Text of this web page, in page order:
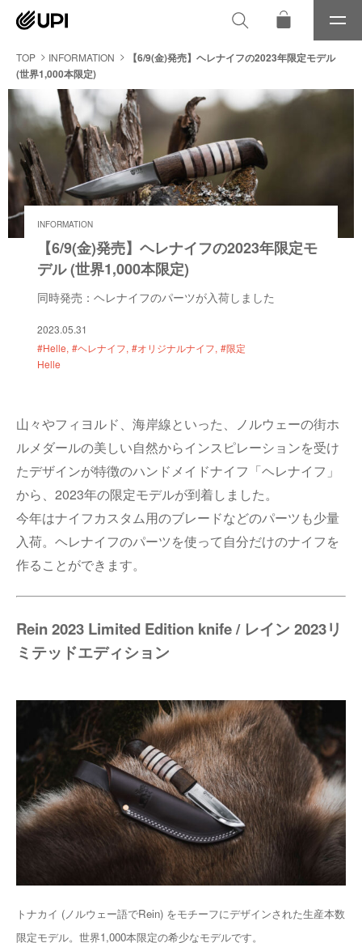
メ
ニ
TOP INFORMATION
【6/9(金)発売】ヘレナイフの2023年限定モデル
(世界1,000本限定)
INFORMATION
【6/9(金)発売】ヘレナイフの2023年限定モ
デル (世界1,000本限定)
同時発売：ヘレナイフのパーツが入荷しました
2023.05.31
#Helle #ヘレナイフ #オリジナルナイフ #限定
Helle
山々やフィヨルド、海岸線といった、ノルウェーの街ホ
ルメダールの美しい自然からインスピレーションを受け
たデザインが特徴のハンドメイドナイフ「ヘレナイフ」
から、2023年の限定モデルが到着しました。
今年はナイフカスタム用のブレードなどのパーツも少量
入荷。ヘレナイフのパーツを使って自分だけのナイフを
作ることができます。
Rein 2023 Limited Edition knife / レイン 2023リ
ミテッドエディション
トナカイ (ノルウェー語でRein) をモチーフにデザインされた生産本数
限定モデル。世界1,000本限定の希少なモデルです。